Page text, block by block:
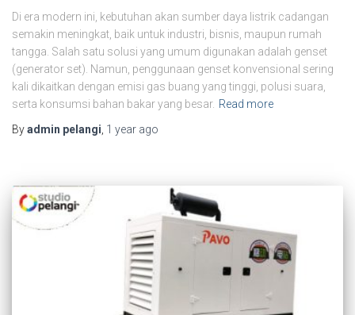
Di era modern ini, kebutuhan akan sumber daya listrik cadangan
semakin meningkat, baik untuk industri, bisnis, maupun rumah
tangga. Salah satu solusi yang umum digunakan adalah genset
(generator set). Namun, penggunaan genset konvensional sering
kali dikaitkan dengan emisi gas buang yang tinggi, polusi suara,
serta konsumsi bahan bakar yang besar. Read more
Byadmin pelangi 1 year ago